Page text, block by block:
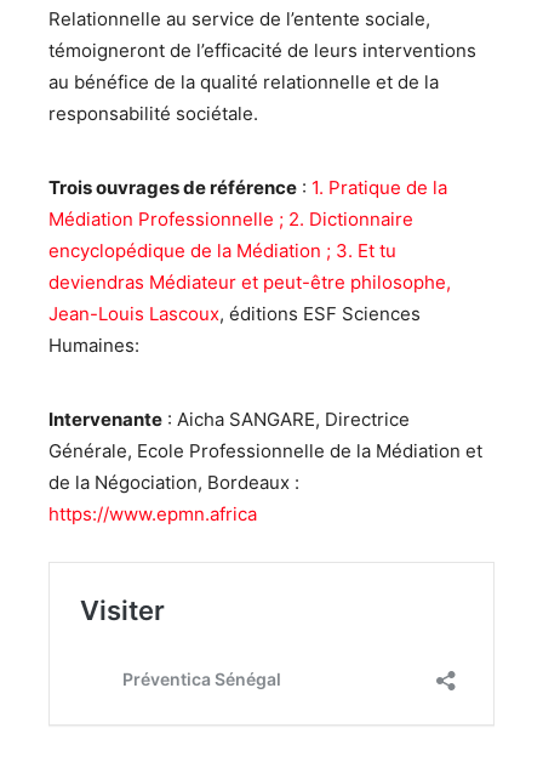
Relationnelle au service de l’entente sociale,
témoigneront de l’efficacité de leurs interventions
au bénéfice de la qualité relationnelle et de la
responsabilité sociétale.
Trois ouvrages de référence : 1. Pratique de la
Médiation Professionnelle ; 2. Dictionnaire
encyclopédique de la Médiation ; 3. Et tu
deviendras Médiateur et peut-être philosophe,
Jean-Louis Lascoux, éditions ESF Sciences
Humaines:
Intervenante : Aicha SANGARE, Directrice
Générale, Ecole Professionnelle de la Médiation et
de la Négociation, Bordeaux :
https://www.epmn.africa